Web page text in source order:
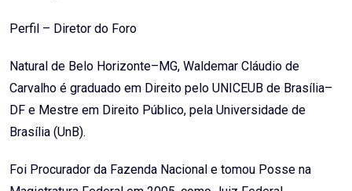
Perfil – Diretor do Foro
Natural de Belo Horizonte–MG, Waldemar Cláudio de
Carvalho é graduado em Direito pelo UNICEUB de Brasília–
DF e Mestre em Direito Público, pela Universidade de
Brasília (UnB).
Foi Procurador da Fazenda Nacional e tomou Posse na